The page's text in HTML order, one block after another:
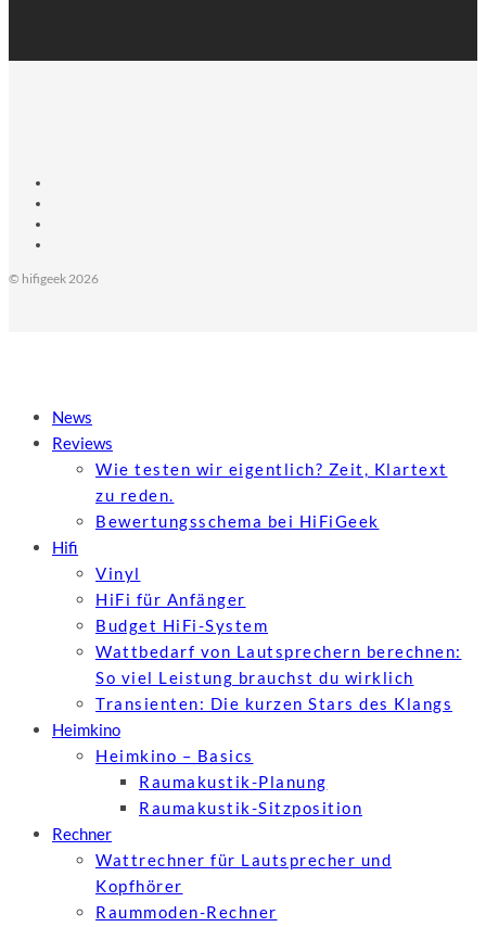
© hifigeek 2026
News
Reviews
Wie testen wir eigentlich? Zeit, Klartext
zu reden.
Bewertungs­schema bei HiFiGeek
Hifi
Vinyl
HiFi für Anfänger
Budget HiFi-System
Wattbedarf von Lautsprechern berechnen:
So viel Leistung brauchst du wirklich
Transienten: Die kurzen Stars des Klangs
Heimkino
Heimkino – Basics
Raumakustik-Planung
Raumakustik-Sitzposition
Rechner
Wattrechner für Lautsprecher und
Kopfhörer
Raummoden-Rechner